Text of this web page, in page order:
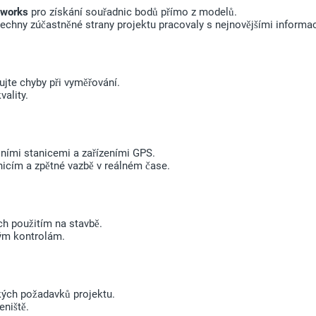
pro získání souřadnic bodů přímo z modelů.
zúčastněné strany projektu pracovaly s nejnovějšími
chyby při vyměřování.
stanicemi a zařízeními GPS.
a zpětné vazbě v reálném čase.
použitím na stavbě.
kontrolám.
požadavků projektu.